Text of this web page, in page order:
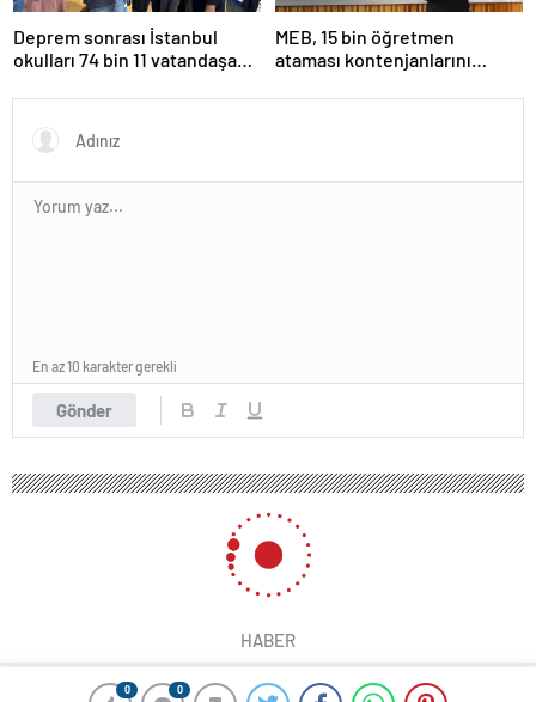
0 0
Deprem sonrası İstanbul
okulları 74 bin 11 vatandaşa
MEB, 15 bin öğretmen
ataması kontenjanlarını
Gönder
En az 10 karakter gerekli
HABER